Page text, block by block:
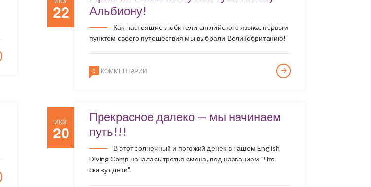
22
Альбиону!
Как настоящие любители английского языка, первым
пунктом своего путешествия мы выбрали Великобританию!
0 КОММЕНТАРИИ
ИЮЛ
20
Прекрасное далеко — мы начинаем
путь!!!
В этот солнечный и погожий денек в нашем English
Diving Camp началась третья смена, под названием "Что
скажут дети".